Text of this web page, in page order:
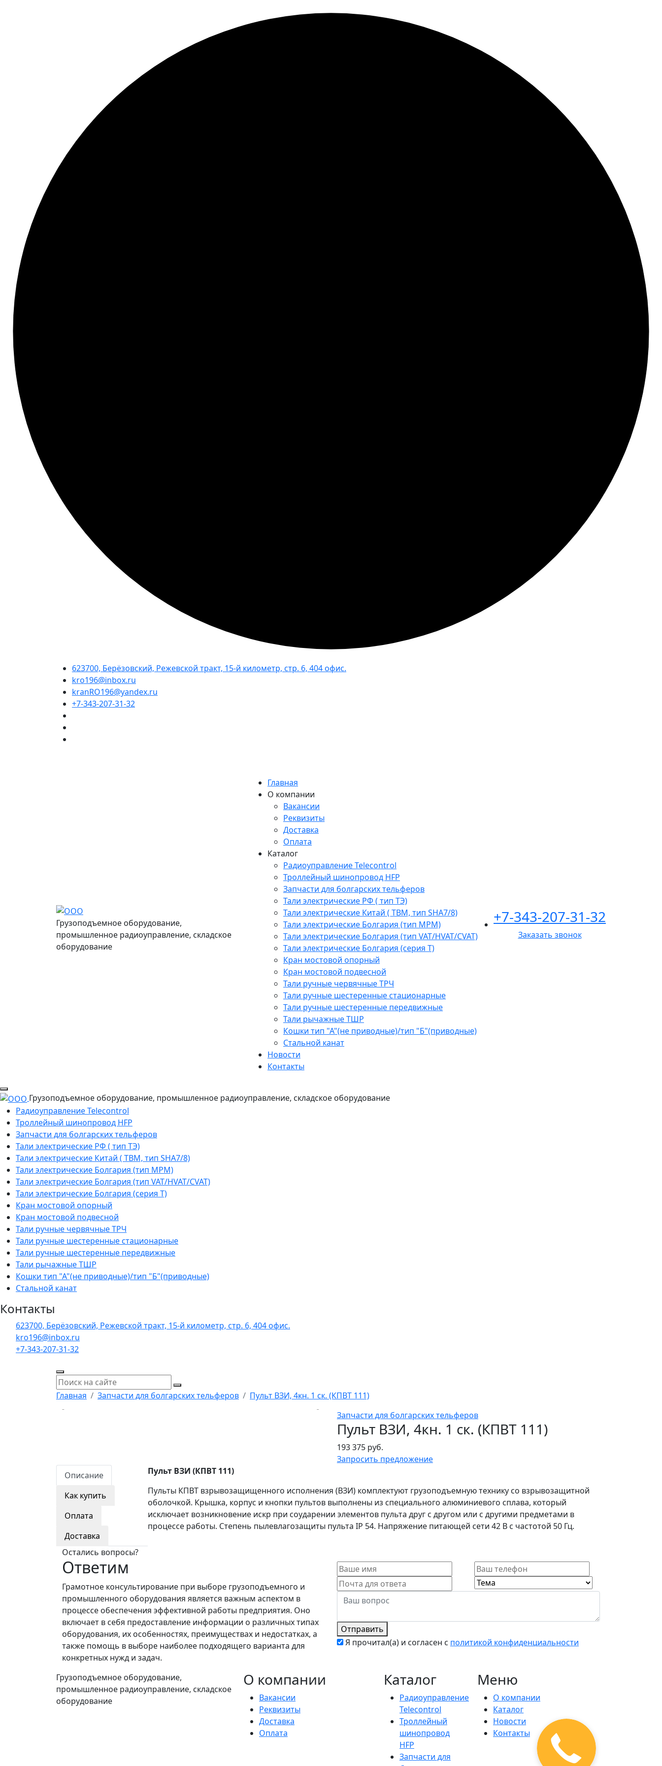
623700, Берёзовский, Режевской тракт, 15-й километр, стр. 6, 404 офис.
kro196@inbox.ru
kranRO196@yandex.ru
+7-343-207-31-32
Грузоподъемное оборудование,
промышленное радиоуправление, складское
оборудование
Главная
О компании
Вакансии
Реквизиты
Доставка
Оплата
Каталог
Радиоуправление Telecontrol
Троллейный шинопровод HFP
Запчасти для болгарских тельферов
Тали электрические РФ ( тип ТЭ)
Тали электрические Китай ( TBM, тип SHA7/8)
Тали электрические Болгария (тип МРМ)
Тали электрические Болгария (тип VAT/HVAT/CVAT)
Тали электрические Болгария (серия Т)
Кран мостовой опорный
Кран мостовой подвесной
Тали ручные червячные ТРЧ
Тали ручные шестеренные стационарные
Тали ручные шестеренные передвижные
Тали рычажные ТШР
Кошки тип "А"(не приводные)/тип "Б"(приводные)
Стальной канат
Новости
Контакты
+7-343-207-31-32
Заказать звонок
Грузоподъемное оборудование, промышленное радиоуправление, складское оборудование
Радиоуправление Telecontrol
Троллейный шинопровод HFP
Запчасти для болгарских тельферов
Тали электрические РФ ( тип ТЭ)
Тали электрические Китай ( TBM, тип SHA7/8)
Тали электрические Болгария (тип МРМ)
Тали электрические Болгария (тип VAT/HVAT/CVAT)
Тали электрические Болгария (серия Т)
Кран мостовой опорный
Кран мостовой подвесной
Тали ручные червячные ТРЧ
Тали ручные шестеренные стационарные
Тали ручные шестеренные передвижные
Тали рычажные ТШР
Кошки тип "А"(не приводные)/тип "Б"(приводные)
Стальной канат
Контакты
623700, Берёзовский, Режевской тракт, 15-й километр, стр. 6, 404 офис.
kro196@inbox.ru
+7-343-207-31-32
Главная Запчасти для болгарских тельферов
Пульт ВЗИ, 4кн. 1 ск. (КПВТ 111)
Запчасти для болгарских тельферов
Пульт ВЗИ, 4кн. 1 ск. (КПВТ 111)
193 375 руб.
Запросить предложение
Описание
Как купить
Оплата
Доставка
Пульт ВЗИ (КПВТ 111)
Пульты КПВТ взрывозащищенного исполнения (ВЗИ) комплектуют грузоподъемную технику со взрывозащитной
оболочкой. Крышка, корпус и кнопки пультов выполнены из специального алюминиевого сплава, который
исключает возникновение искр при соударении элементов пульта друг с другом или с другими предметами в
процессе работы. Степень пылевлагозащиты пульта IP 54. Напряжение питающей сети 42 В c частотой 50 Гц.
Остались вопросы?
Ответим
Грамотное консультирование при выборе грузоподъемного и
промышленного оборудования является важным аспектом в
процессе обеспечения эффективной работы предприятия. Оно
включает в себя предоставление информации о различных типах
оборудования, их особенностях, преимуществах и недостатках, а
также помощь в выборе наиболее подходящего варианта для
конкретных нужд и задач.
Отправить
Я прочитал(а) и согласен с политикой конфиденциальности
Грузоподъемное оборудование,
промышленное радиоуправление, складское
оборудование
О компании
Вакансии
Реквизиты
Доставка
Оплата
Каталог
Радиоуправление
Telecontrol
Троллейный
шинопровод
HFP
Запчасти для
Меню
О компании
Каталог
Новости
Контакты